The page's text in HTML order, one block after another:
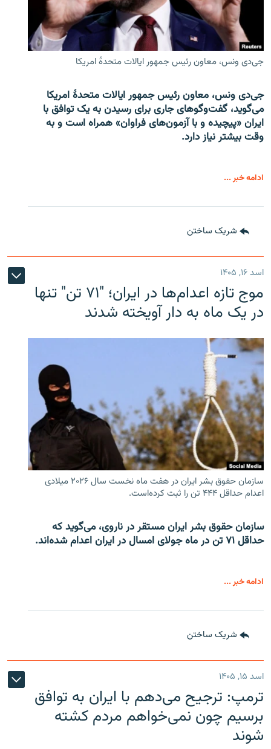
جی‌دی ونس، معاون رئیس جمهور ایالات متحدۀ امریکا
جی‌دی ونس، معاون رئیس جمهور ایالات متحدۀ امریکا
می‌گوید، گفت‌وگوهای جاری برای رسیدن به یک توافق با
ایران «پیچیده و با آزمون‌های فراوان» همراه است و به
وقت بیشتر نیاز دارد.
ادامه خبر ...
شریک ساختن
اسد ۱۶, ۱۴۰۵
موج تازه اعدام‌ها در ایران؛ "۷۱ تن" تنها
در یک ماه به دار آویخته شدند
سازمان حقوق بشر ایران در هفت ماه نخست سال ۲۰۲۶ میلادی
اعدام حداقل ۴۴۴ تن را ثبت کرده‌است.
سازمان حقوق بشر ایران مستقر در ناروی، می‌گوید که
حداقل ۷۱ تن در ماه جولای امسال در ایران اعدام شده‌اند.
ادامه خبر ...
شریک ساختن
اسد ۱۵, ۱۴۰۵
ترمپ: ترجیح می‌دهم با ایران به توافق
برسیم چون نمی‌خواهم مردم کشته
شوند